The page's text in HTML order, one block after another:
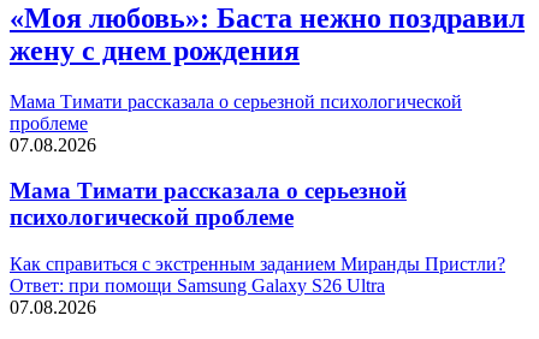
«Моя любовь»: Баста нежно поздравил
жену с днем рождения
Мама Тимати рассказала о серьезной психологической
проблеме
07.08.2026
Мама Тимати рассказала о серьезной
психологической проблеме
Как справиться с экстренным заданием Миранды Пристли?
Ответ: при помощи Samsung Galaxy S26 Ultra
07.08.2026